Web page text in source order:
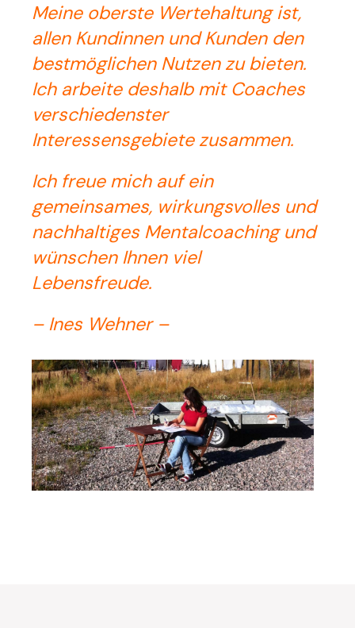
Meine oberste Wertehaltung ist,
allen Kundinnen und Kunden den
bestmöglichen Nutzen zu bieten.
Ich arbeite deshalb mit Coaches
verschiedenster
Interessensgebiete zusammen.
Ich freue mich auf ein
gemeinsames, wirkungsvolles und
nachhaltiges Mentalcoaching und
wünschen Ihnen viel
Lebensfreude.
– Ines Wehner –